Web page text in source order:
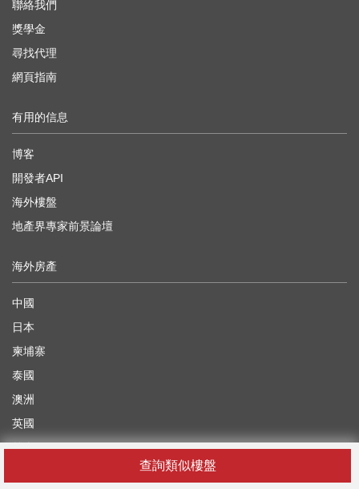
查詢類似樓盤
聯絡我們
獎學金
尋找代理
網頁指南
有用的信息
博客
開發者API
海外樓盤
地產界專家前景論壇
海外房產
中國
日本
柬埔寨
泰國
澳洲
英國
越南